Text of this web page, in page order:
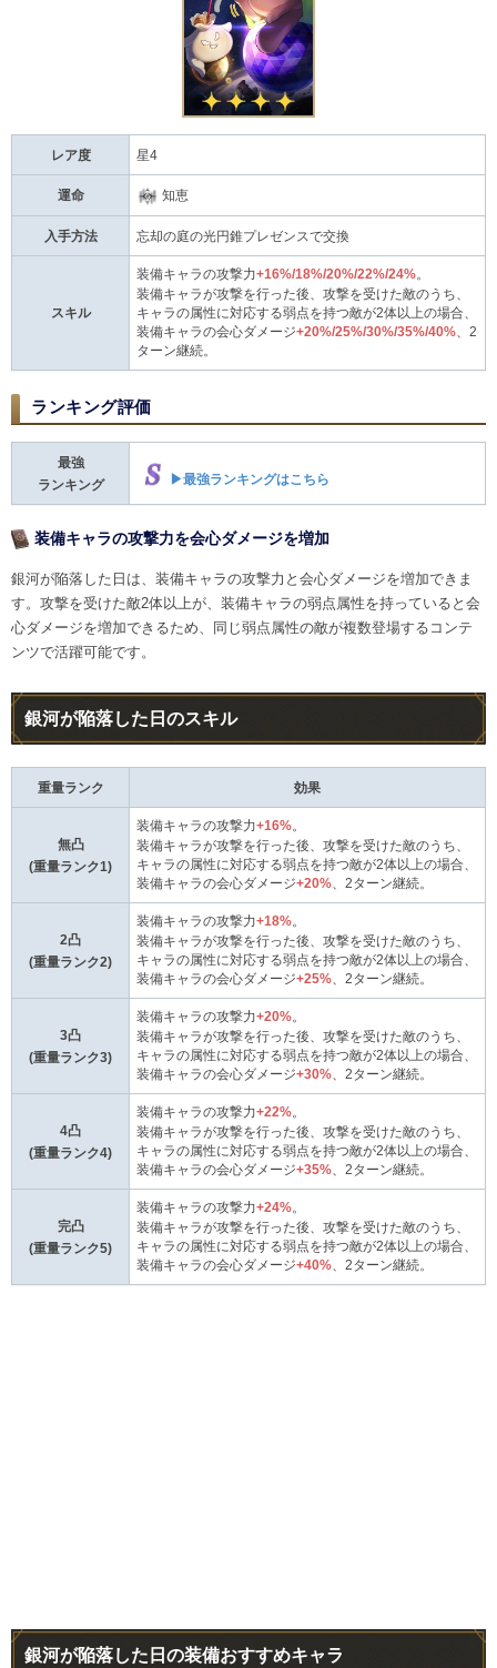
レア度 星4
運命 知恵
入手方法 忘却の庭の光円錐プレゼンスで交換
スキル
装備キャラの攻撃力+16%/18%/20%/22%/24%。
装備キャラが攻撃を行った後、攻撃を受けた敵のうち、
キャラの属性に対応する弱点を持つ敵が2体以上の場合、
装備キャラの会心ダメージ+20%/25%/30%/35%/40% 、2
ターン継続。
ランキング評価
最強
ランキング
▶最強ランキングはこちら
装備キャラの攻撃力を会心ダメージを増加
銀河が陥落した日は、装備キャラの攻撃力と会心ダメージを増加できま
す。攻撃を受けた敵2体以上が、装備キャラの弱点属性を持っていると会
心ダメージを増加できるため、同じ弱点属性の敵が複数登場するコンテ
ンツで活躍可能です。
銀河が陥落した日のスキル
重量ランク 効果
無凸
(重量ランク1)
装備キャラの攻撃力+16%。
装備キャラが攻撃を行った後、攻撃を受けた敵のうち、
キャラの属性に対応する弱点を持つ敵が2体以上の場合、
装備キャラの会心ダメージ+20% 、2ターン継続。
2凸
(重量ランク2)
装備キャラの攻撃力+18%。
装備キャラが攻撃を行った後、攻撃を受けた敵のうち、
キャラの属性に対応する弱点を持つ敵が2体以上の場合、
装備キャラの会心ダメージ+25% 、2ターン継続。
3凸
(重量ランク3)
装備キャラの攻撃力+20%。
装備キャラが攻撃を行った後、攻撃を受けた敵のうち、
キャラの属性に対応する弱点を持つ敵が2体以上の場合、
装備キャラの会心ダメージ+30% 、2ターン継続。
4凸
(重量ランク4)
装備キャラの攻撃力+22%。
装備キャラが攻撃を行った後、攻撃を受けた敵のうち、
キャラの属性に対応する弱点を持つ敵が2体以上の場合、
装備キャラの会心ダメージ+35% 、2ターン継続。
完凸
(重量ランク5)
装備キャラの攻撃力+24%。
装備キャラが攻撃を行った後、攻撃を受けた敵のうち、
キャラの属性に対応する弱点を持つ敵が2体以上の場合、
装備キャラの会心ダメージ+40% 、2ターン継続。
銀河が陥落した日の装備おすすめキャラ